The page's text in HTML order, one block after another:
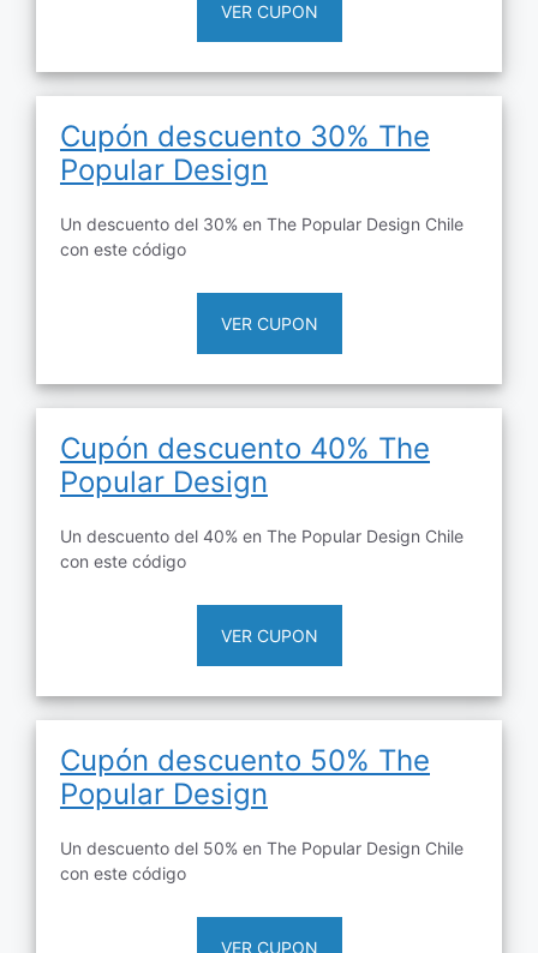
VER CUPON
Cupón descuento 30% The
Popular Design
Un descuento del 30% en The Popular Design Chile
con este código
VER CUPON
Cupón descuento 40% The
Popular Design
Un descuento del 40% en The Popular Design Chile
con este código
VER CUPON
Cupón descuento 50% The
Popular Design
Un descuento del 50% en The Popular Design Chile
con este código
VER CUPON